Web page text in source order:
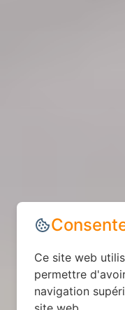
Ce site web
permettre
navigation